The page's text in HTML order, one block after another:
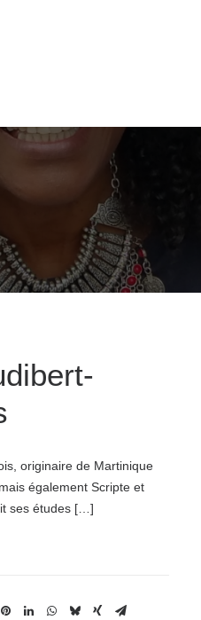
originaire de Martinique
également Scripte et
ses études […]